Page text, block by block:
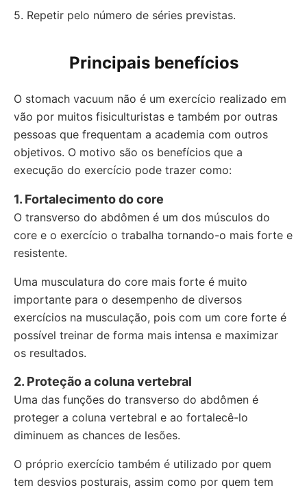
5. Repetir pelo número de séries previstas.
Principais benefícios
O stomach vacuum não é um exercício realizado em
vão por muitos fisiculturistas e também por outras
pessoas que frequentam a academia com outros
objetivos. O motivo são os benefícios que a
execução do exercício pode trazer como:
1. Fortalecimento do core
O transverso do abdômen é um dos músculos do
core e o exercício o trabalha tornando-o mais forte e
resistente.
Uma musculatura do core mais forte é muito
importante para o desempenho de diversos
exercícios na musculação, pois com um core forte é
possível treinar de forma mais intensa e maximizar
os resultados.
2. Proteção a coluna vertebral
Uma das funções do transverso do abdômen é
proteger a coluna vertebral e ao fortalecê-lo
diminuem as chances de lesões.
O próprio exercício também é utilizado por quem
tem desvios posturais, assim como por quem tem